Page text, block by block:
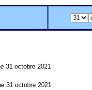
31 octobre 2021
31 octobre 2021